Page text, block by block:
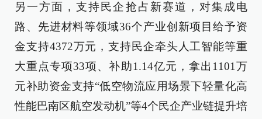
另一方面，支持民企抢占新赛道，对集成电
路、先进材料等领域36个产业创新项目给予资
金支持4372万元，支持民企牵头人工智能等重
大重点专项33项、补助1.14亿元，拿出1101万
元补助资金支持“低空物流应用场景下轻量化高
性能巴南区航空发动机”等4个民企产业链提升培